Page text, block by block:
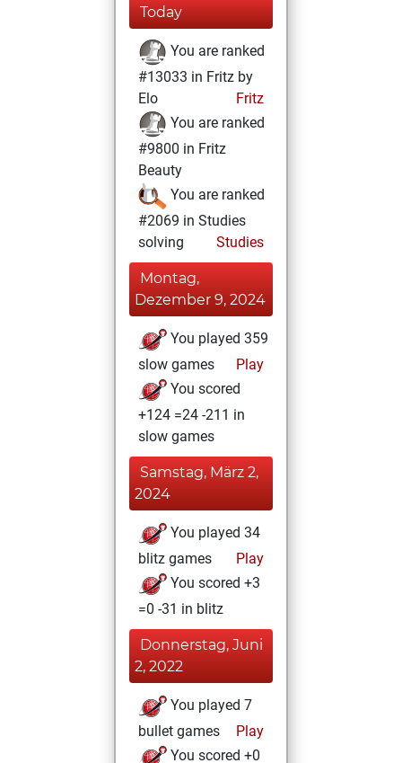
Today
You are ranked
#13033 in Fritz by
Elo
Fritz
You are ranked
#9800 in Fritz
Beauty
You are ranked
#2069 in Studies
solving
Studies
Montag,
Dezember 9, 2024
You played 359
slow games
Play
You scored
+124 =24 -211 in
slow games
Samstag, März 2,
2024
You played 34
blitz games
Play
You scored +3
=0 -31 in blitz
Donnerstag, Juni
2, 2022
You played 7
bullet games
Play
You scored +0